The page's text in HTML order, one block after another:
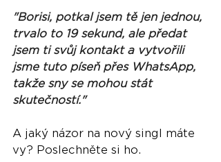
"Borisi, potkal jsem tě jen jednou,
trvalo to 19 sekund, ale předat
jsem ti svůj kontakt a vytvořili
jsme tuto píseň přes WhatsApp,
takže sny se mohou stát
skutečností."
A jaký názor na nový singl máte
vy? Poslechněte si ho.